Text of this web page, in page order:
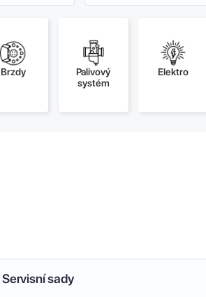
Brzdy
Palivový
systém
Elektro
Servisní sady